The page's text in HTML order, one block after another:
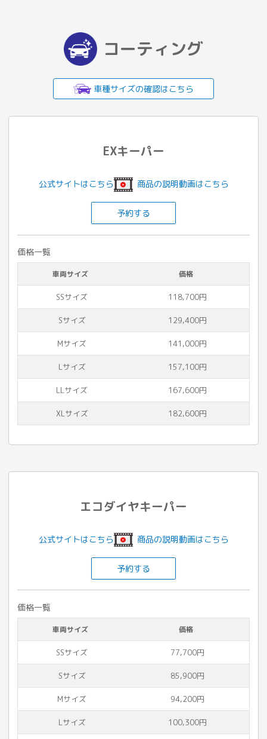
コーティング
車種サイズの確認はこちら
EXキーパー
公式サイトはこちら 商品の説明動画はこちら
予約する
価格一覧
車両サイズ 価格
SSサイズ 118,700円
Sサイズ 129,400円
Mサイズ 141,000円
Lサイズ 157,100円
LLサイズ 167,600円
XLサイズ 182,600円
エコダイヤキーパー
公式サイトはこちら 商品の説明動画はこちら
予約する
価格一覧
車両サイズ 価格
SSサイズ 77,700円
Sサイズ 85,900円
Mサイズ 94,200円
Lサイズ 100,300円